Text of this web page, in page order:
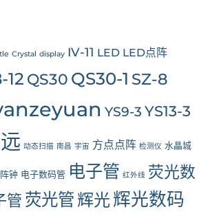
Crystal display IV-11 LED LED点阵
12 QS30 QS30-1 SZ-8
YS9-3 YS13-3
动态扫描 南昌 宇宙 方点点阵 检测仪 水晶城
钟 电子数码管 电子管 红外线 荧光数
管 荧光管 辉光辉光数码